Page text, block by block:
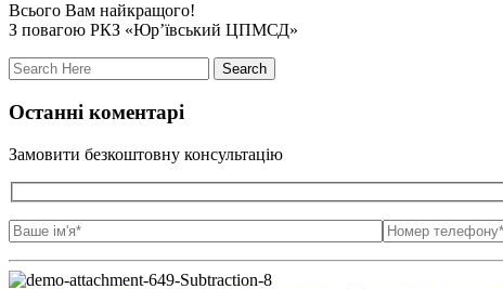
Всього Вам найкращого!
З повагою РКЗ «Юр’ївський ЦПМСД»
Останні коментарі
Замовити безкоштовну консультацію